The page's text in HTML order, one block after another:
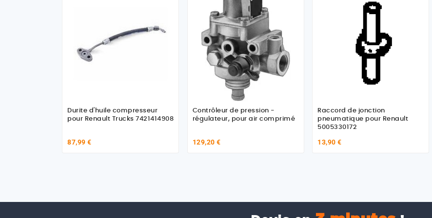
Durite d'huile compresseur
pour Renault Trucks 7421414908
87,99 €
Contrôleur de pression -
régulateur, pour air comprimé
129,20 €
Raccord de jonction
pneumatique pour Renault
5005330172
13,90 €